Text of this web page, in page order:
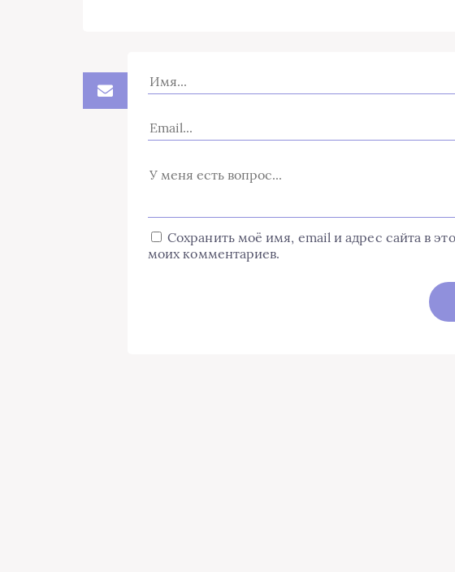
Сохранить моё имя, email и адрес сайта в
моих комментариев.